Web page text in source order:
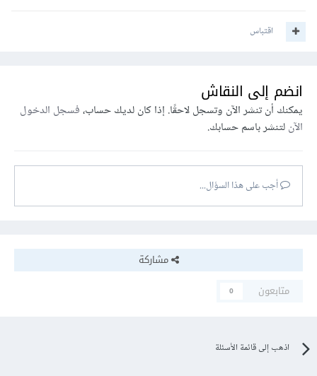
اقتباس
انضم إلى النقاش
يمكنك أن تنشر الآن وتسجل لاحقًا. إذا كان لديك حساب،فسجل الدخول
الآنلتنشر باسم حسابك.
أجب على هذا السؤال...
مشاركة
متابعون
0
اذهب إلى قائمة الأسئلة